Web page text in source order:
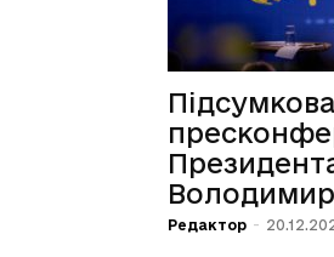
Підсумкова
Редактор -